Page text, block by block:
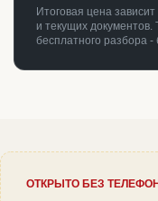
Итоговая цена
и текущих
бесплатного разбора -
ОТКРЫТО БЕЗ